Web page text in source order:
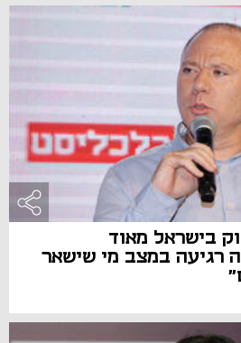
בישראל מאוד
רגיעה במצב מי שישאר